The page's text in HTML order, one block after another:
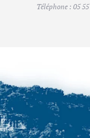
Téléphone : 05